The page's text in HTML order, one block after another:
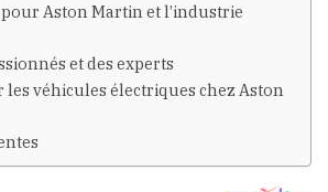
Aston Martin et l’industrie
et des experts
véhicules électriques chez Aston